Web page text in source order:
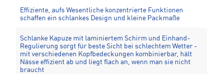
Effiziente, aufs Wesentliche konzentrierte Funktionen
schaffen ein schlankes Design und kleine Packmaße
Schlanke Kapuze mit laminiertem Schirm und Einhand-
Regulierung sorgt für beste Sicht bei schlechtem Wetter -
mit verschiedenen Kopfbedeckungen kombinierbar, hält
Nässe effizient ab und liegt flach an, wenn man sie nicht
braucht